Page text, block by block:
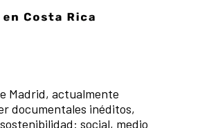
Madrid, actualmente
documentales inéditos,
social, medio